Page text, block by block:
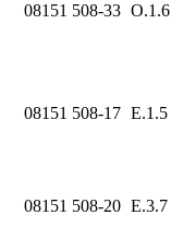
08151 508-33 O.1.6
08151 508-17 E.1.5
08151 508-20 E.3.7